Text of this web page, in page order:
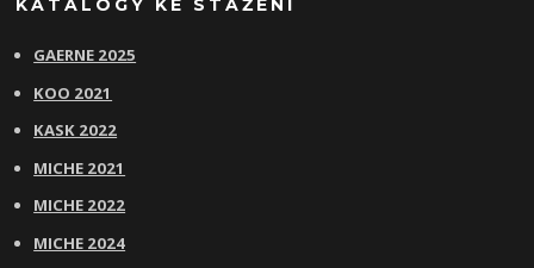
GAERNE 2025
KOO 2021
KASK 2022
MICHE 2021
MICHE 2022
MICHE 2024